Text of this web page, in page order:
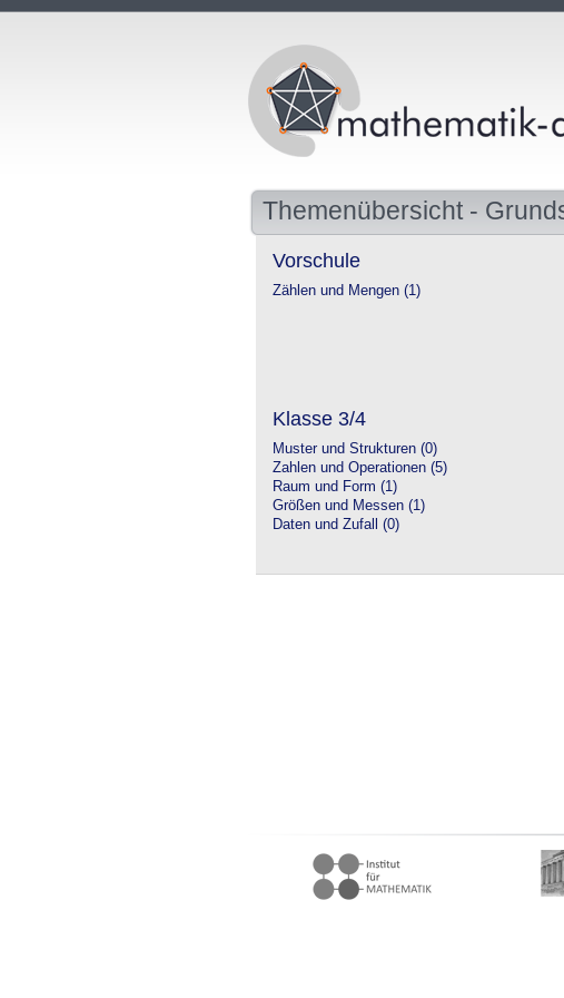
Themenübersicht -
Vorschule
Zählen und Mengen (1)
Klasse 3/4
Muster und Strukturen (0)
Zahlen und Operationen (5)
Raum und Form (1)
Größen und Messen (1)
Daten und Zufall (0)